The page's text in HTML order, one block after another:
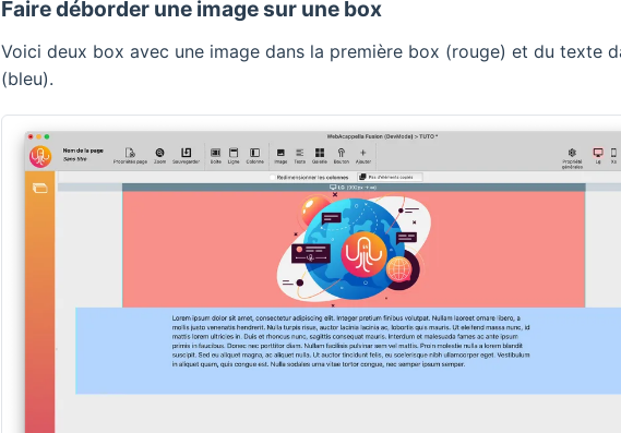
Faire déborder une image sur une box
Voici deux box avec une image dans la première box (rouge) et du texte
(bleu).